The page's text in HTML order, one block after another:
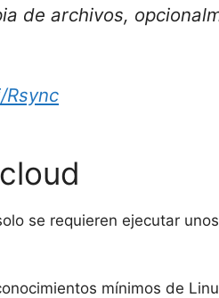
de archivos,
se requieren ejecutar
mínimos de